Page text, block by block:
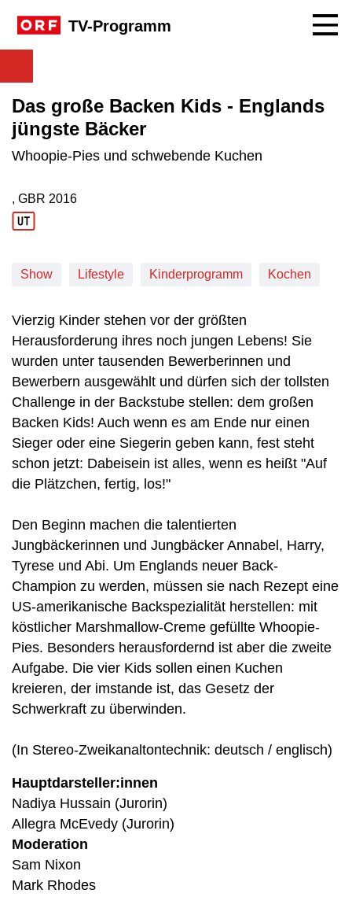
TV-Programm
Das große Backen Kids - Englands
jüngste Bäcker
Whoopie-Pies und schwebende Kuchen
Produktionsland: GBR
, GBR
Produktionsjahr: 2016
2016
Show Lifestyle Kinderprogramm Kochen
Vierzig Kinder stehen vor der größten
Herausforderung ihres noch jungen Lebens! Sie
wurden unter tausenden Bewerberinnen und
Bewerbern ausgewählt und dürfen sich der tollsten
Challenge in der Backstube stellen: dem großen
Backen Kids! Auch wenn es am Ende nur einen
Sieger oder eine Siegerin geben kann, fest steht
schon jetzt: Dabeisein ist alles, wenn es heißt "Auf
die Plätzchen, fertig, los!"
Den Beginn machen die talentierten
Jungbäckerinnen und Jungbäcker Annabel, Harry,
Tyrese und Abi. Um Englands neuer Back-
Champion zu werden, müssen sie nach Rezept eine
US-amerikanische Backspezialität herstellen: mit
köstlicher Marshmallow-Creme gefüllte Whoopie-
Pies. Besonders herausfordernd ist aber die zweite
Aufgabe. Die vier Kids sollen einen Kuchen
kreieren, der imstande ist, das Gesetz der
Schwerkraft zu überwinden.
(In Stereo-Zweikanaltontechnik: deutsch / englisch)
Hauptdarsteller:innen
Nadiya Hussain (Jurorin)
Allegra McEvedy (Jurorin)
Moderation
Sam Nixon
Mark Rhodes